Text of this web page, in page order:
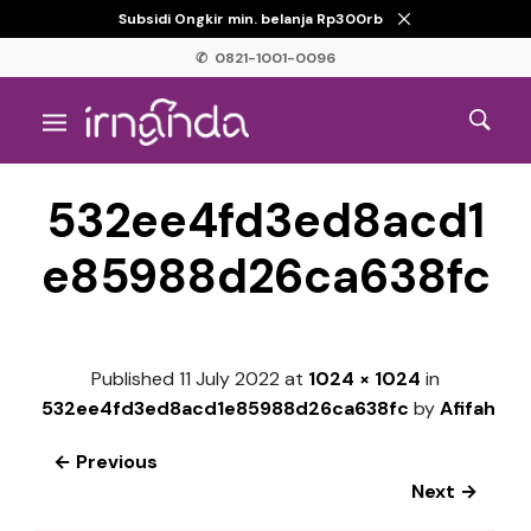
Subsidi Ongkir min. belanja Rp300rb
✆ 0821-1001-0096
532ee4fd3ed8acd1
e85988d26ca638fc
Published 11 July 2022 at 1024 × 1024 in
532ee4fd3ed8acd1e85988d26ca638fc byAfifah
← Previous
Next →